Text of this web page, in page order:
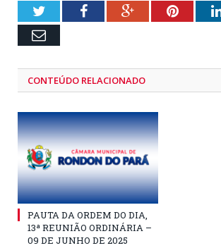
TwitterFacebookGoogle+
Email
CONTEÚDO RELACIONADO
PAUTA DA ORDEM DO DIA,
13ª REUNIÃO ORDINÁRIA –
09 DE JUNHO DE 2025